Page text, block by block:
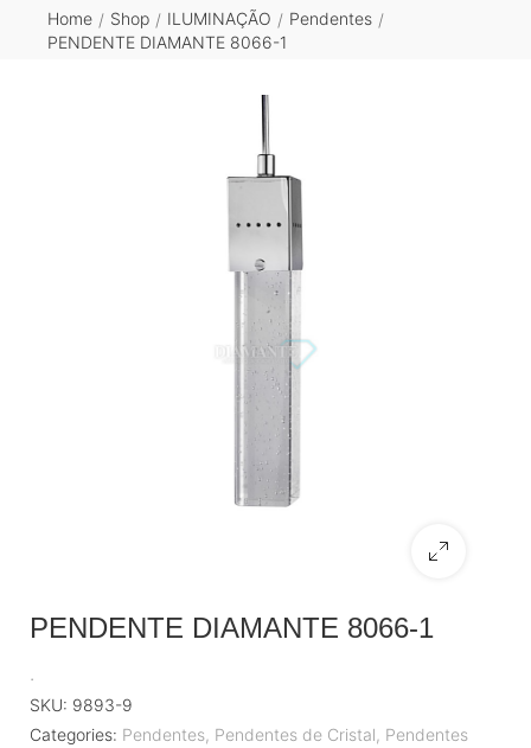
Home / Shop / ILUMINAÇÃO / Pendentes /
PENDENTE DIAMANTE 8066-1
PENDENTE DIAMANTE 8066-1
.
SKU: 9893-9
Categories: Pendentes, Pendentes de Cristal, Pendentes